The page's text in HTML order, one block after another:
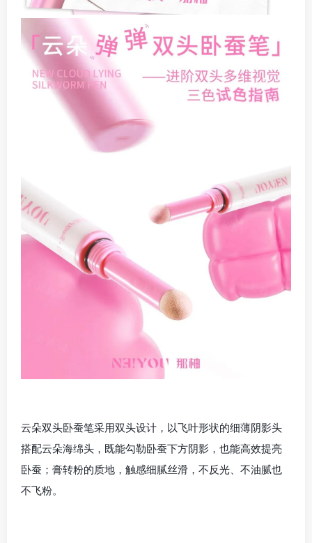
云朵双头卧蚕笔采用双头设计，以飞叶形状的细薄阴影头
搭配云朵海绵头，既能勾勒卧蚕下方阴影，也能高效提亮
卧蚕；膏转粉的质地，触感细腻丝滑，不反光、不油腻也
不飞粉。